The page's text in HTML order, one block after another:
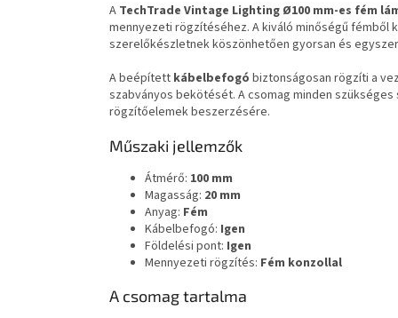
A TechTrade Vintage Lighting Ø100 mm-es fém
mennyezeti rögzítéséhez. A kiváló minőségű
szerelőkészletnek köszönhetően gyorsan és
A beépített kábelbefogó biztonságosan rögzíti a
szabványos bekötését. A csomag minden
rögzítőelemek beszerzésére.
Műszaki jellemzők
Átmérő: 100 mm
Magasság: 20 mm
Anyag: Fém
Kábelbefogó: Igen
Földelési pont: Igen
Mennyezeti rögzítés: Fém konzollal
A csomag tartalma